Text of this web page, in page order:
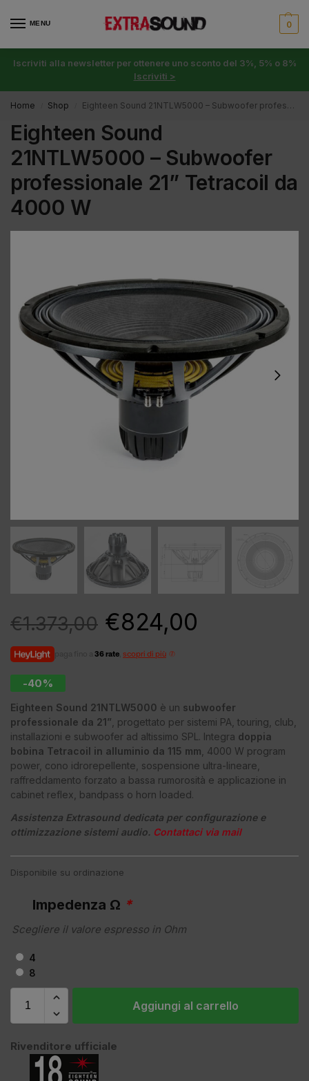
MENU 0
Iscriviti alla newsletter per ottenere uno sconto del 3%, 5% o 8%
Iscriviti >
Home Shop Eighteen Sound 21NTLW5000 – Subwoofer professionale 21” Tetracoil da 4000 W
Eighteen Sound
21NTLW5000 – Subwoofer
professionale 21” Tetracoil da
4000 W
€1.373,00 €824,00
36 rate scopri di più
-40%
Eighteen Sound 21NTLW5000 è un subwoofer
professionale da 21” , progettato per sistemi PA, touring, club,
installazioni e subwoofer ad altissimo SPL. Integra doppia
bobina Tetracoil in alluminio da 115 mm , 4000 W program
power, cono idrorepellente, sospensione ultra-lineare,
raffreddamento forzato a bassa rumorosità e applicazione in
cabinet reflex, bandpass o horn loaded.
Assistenza Extrasound dedicata per configurazione e
ottimizzazione sistemi audio. Contattaci via mail
Disponibile su ordinazione
Impedenza Ω *
Scegliere il valore espresso in Ohm
4
8
Aggiungi al carrello
Rivenditore ufficiale